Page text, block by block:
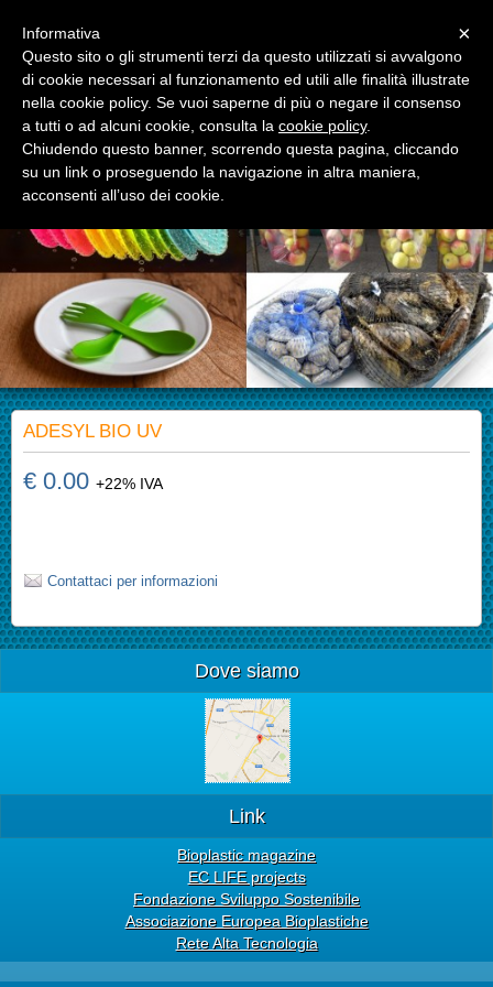
APM S.r.l.
Advanced Polymer Materials
ADESYL BIO UV
€ 0.00 +22% IVA
Contattaci per informazioni
Dove siamo
Link
Bioplastic magazine
EC LIFE projects
Fondazione Sviluppo Sostenibile
Associazione Europea Bioplastiche
Rete Alta Tecnologia
×
Informativa
Questo sito o gli strumenti terzi da questo utilizzati si avvalgono
di cookie necessari al funzionamento ed utili alle finalità illustrate
nella cookie policy. Se vuoi saperne di più o negare il consenso
a tutti o ad alcuni cookie, consulta la cookie policy.
Chiudendo questo banner, scorrendo questa pagina, cliccando
su un link o proseguendo la navigazione in altra maniera,
acconsenti all’uso dei cookie.